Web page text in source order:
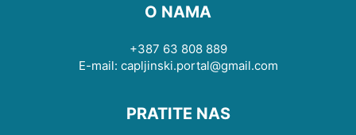
O NAMA
+387 63 808 889
E-mail: capljinski.portal@gmail.com
PRATITE NAS